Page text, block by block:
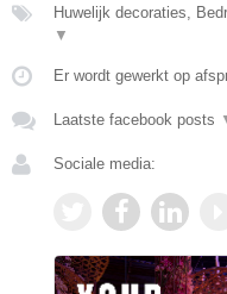
Huwelijk decoraties,
▼
Er wordt gewerkt op
Laatste facebook posts
Sociale media: